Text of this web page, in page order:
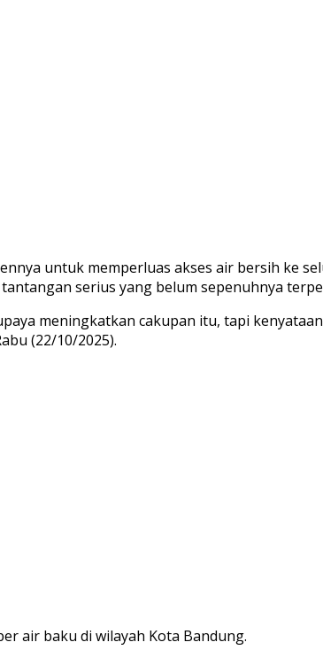
untuk memperluas akses air bersih ke
serius yang belum sepenuhnya
meningkatkan cakupan itu, tapi
(22/10/2025).
air baku di wilayah Kota Bandung.